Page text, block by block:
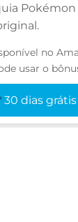
no
usar o
30 dias grátis